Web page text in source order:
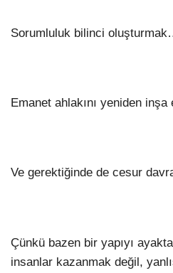
Sorumluluk bilinci
Emanet ahlakını yeniden
Ve gerektiğinde de cesur
Çünkü bazen bir yapıyı
insanlar kazanmak değil,